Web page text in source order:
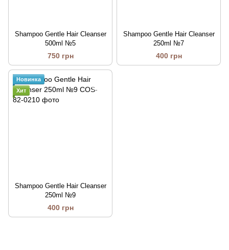
Shampoo Gentle Hair Cleanser
500ml №5
750 грн
Shampoo Gentle Hair Cleanser
250ml №7
400 грн
Новинка
Хит
Shampoo Gentle Hair Cleanser
250ml №9
400 грн